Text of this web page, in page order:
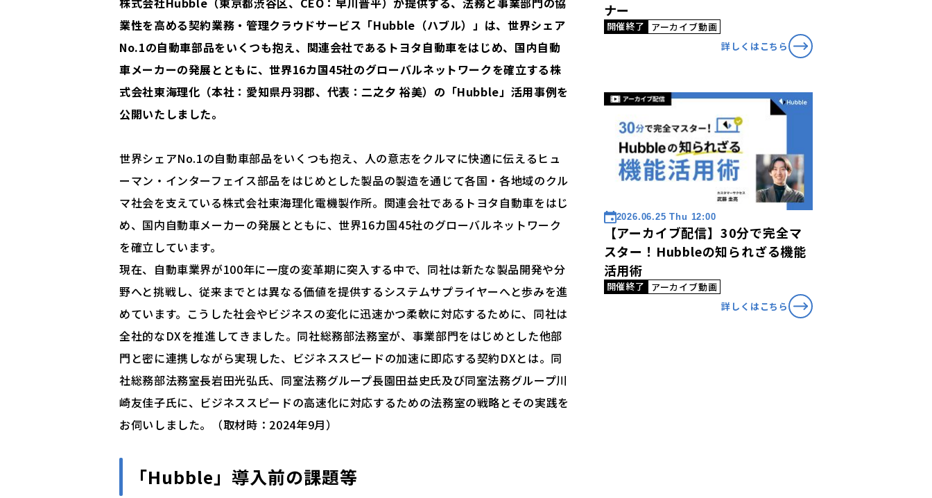
業性を高める契約業務・管理クラウドサービス「Hubble（ハブル）」は、世界シェア
No.1の自動車部品をいくつも抱え、関連会社であるトヨタ自動車をはじめ、国内自動
車メーカーの発展とともに、世界16カ国45社のグローバルネットワークを確立する株
式会社東海理化（本社：愛知県丹羽郡、代表：二之夕 裕美）の「Hubble」活用事例を
公開いたしました。
世界シェアNo.1の自動車部品をいくつも抱え、人の意志をクルマに快適に伝えるヒュ
ーマン・インターフェイス部品をはじめとした製品の製造を通じて各国・各地域のクル
マ社会を支えている株式会社東海理化電機製作所。関連会社であるトヨタ自動車をはじ
め、国内自動車メーカーの発展とともに、世界16カ国45社のグローバルネットワーク
を確立しています。
現在、自動車業界が100年に一度の変革期に突入する中で、同社は新たな製品開発や分
野へと挑戦し、従来までとは異なる価値を提供するシステムサプライヤーへと歩みを進
めています。こうした社会やビジネスの変化に迅速かつ柔軟に対応するために、同社は
全社的なDXを推進してきました。同社総務部法務室が、事業部門をはじめとした他部
門と密に連携しながら実現した、ビジネススピードの加速に即応する契約DXとは。同
社総務部法務室長岩田光弘氏、同室法務グループ長園田益史氏及び同室法務グループ川
崎友佳子氏に、ビジネススピードの高速化に対応するための法務室の戦略とその実践を
お伺いしました。（取材時：2024年9月）
「Hubble」導入前の課題等
ナー
開催終了
アーカイブ動画
詳しくはこちら
2026.06.25 Thu 12:00
【アーカイブ配信】30分で完全マ
スター！Hubbleの知られざる機能
活用術
開催終了
アーカイブ動画
詳しくはこちら